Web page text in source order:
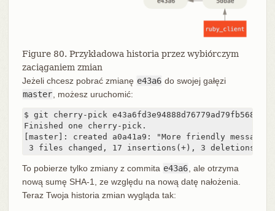
Figure 80. Przykładowa historia przez wybiórczym
zaciąganiem zmian
Jeżeli chcesz pobrać zmianę e43a6 do swojej gałęzi
master , możesz uruchomić:
$ git cherry-pick
Finished one cherry-pick.
[master]: created a0a41a9: "More friendly
3 files changed, 17 insertions(+), 3 deletions(-)
To pobierze tylko zmiany z commita e43a6 , ale otrzyma
nową sumę SHA-1, ze względu na nową datę nałożenia.
Teraz Twoja historia zmian wygląda tak: